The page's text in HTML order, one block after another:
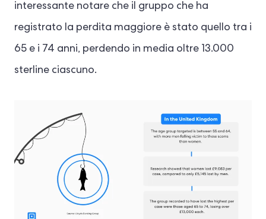
interessante notare che il gruppo che ha
registrato la perdita maggiore è stato quello tra i
65 e i 74 anni, perdendo in media oltre 13.000
sterline ciascuno.